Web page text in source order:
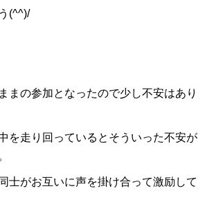
(^^)/
まの参加となったので少し不安はあり
を走り回っているとそういった不安が
士がお互いに声を掛け合って激励して